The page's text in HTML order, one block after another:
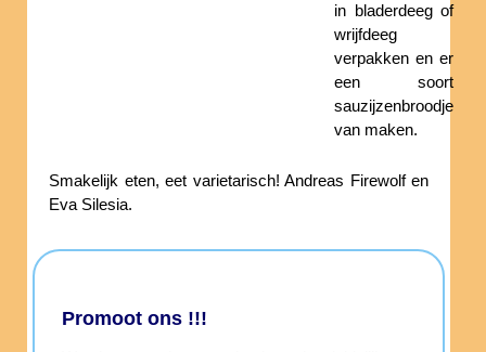
in bladerdeeg of
wrijfdeeg
verpakken en er
een soort
sauzijzenbroodje
van maken.
Smakelijk eten, eet varietarisch! Andreas Firewolf en
Eva Silesia.
Promoot ons !!!